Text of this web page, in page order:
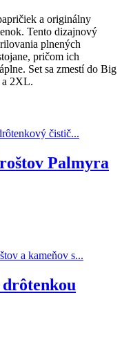
a originálny
Tento dizajnový
plnených
pričom ich
Set sa zmestí do Big
2XL.
Palmyra